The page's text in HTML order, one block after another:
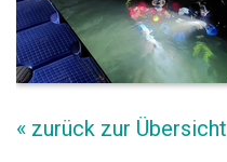
« zurück zur Übersicht